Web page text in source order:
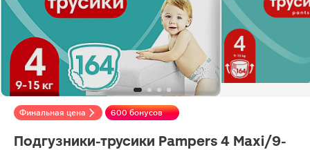
Финальная цена 600 бонусов
Подгузники-трусики Pampers 4 Maxi/9-